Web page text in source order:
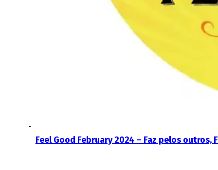
Feel Good February 2024 – Faz pelos outros,